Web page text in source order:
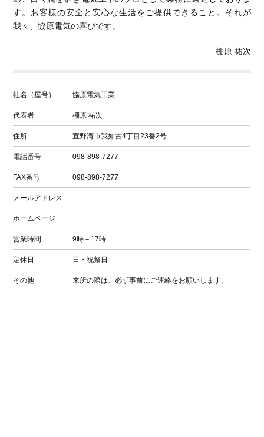
す。お客様の安全と安心な生活をご提供できること。それが
我々、協原電気の喜びです。
棚原 祐次
社名（屋号） 協原電気工業
代表者 棚原 祐次
住所 宜野湾市我如古4丁目23番2号
電話番号 098-898-7277
FAX番号 098-898-7277
メールアドレス
ホームページ
営業時間 9時－17時
定休日 日・祝祭日
その他 来所の際は、必ず事前にご連絡をお願いします。